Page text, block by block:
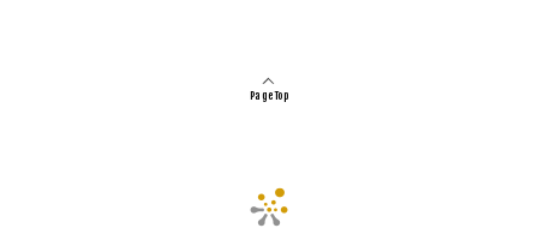
Page Top